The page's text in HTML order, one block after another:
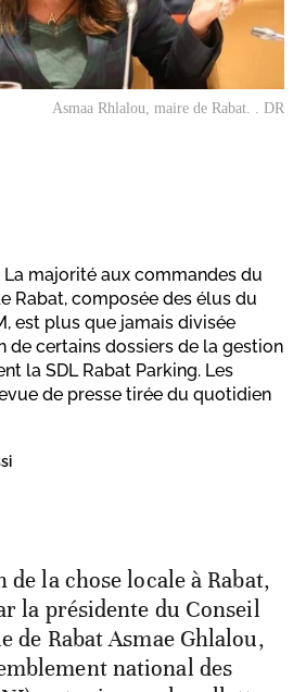
Asmaa Rhlalou, maire de Rabat. . DR
La majorité aux commandes du
Rabat, composée des élus du
est plus que jamais divisée
de certains dossiers de la gestion
la SDL Rabat Parking. Les
de presse tirée du quotidien
de la chose locale à Rabat,
la présidente du Conseil
de Rabat Asmae Ghlalou,
national des